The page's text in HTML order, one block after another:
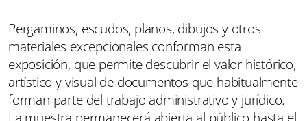
Pergaminos, escudos, planos, dibujos y otros
materiales excepcionales conforman esta
exposición, que permite descubrir el valor histórico,
artístico y visual de documentos que habitualmente
forman parte del trabajo administrativo y jurídico.
La muestra permanecerá abierta al público hasta el